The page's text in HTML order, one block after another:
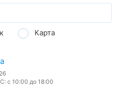
Карта
с 10:00 до 18:00